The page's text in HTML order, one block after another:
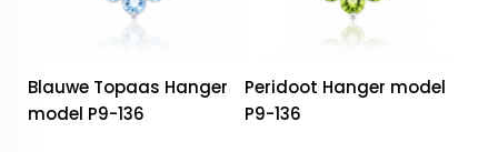
Blauwe Topaas Hanger
model P9-136
Peridoot Hanger model
P9-136